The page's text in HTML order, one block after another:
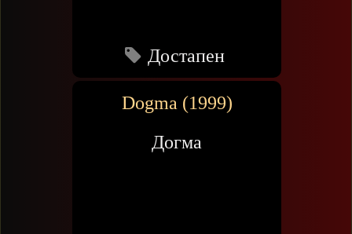
Достапен
Dogma (1999)
Догма